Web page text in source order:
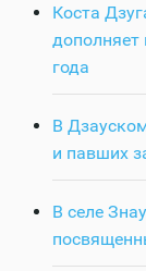
Коста
дополняет
года
В
и павших
В селе